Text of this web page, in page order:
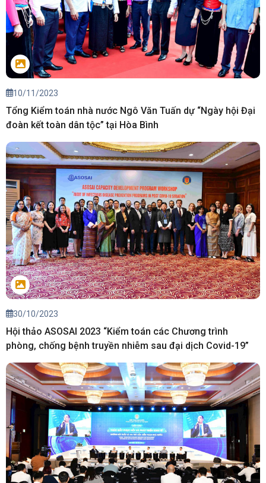
10/11/2023
Tổng Kiểm toán nhà nước Ngô Văn Tuấn dự “Ngày hội Đại
đoàn kết toàn dân tộc” tại Hòa Bình
30/10/2023
Hội thảo ASOSAI 2023 “Kiểm toán các Chương trình
phòng, chống bệnh truyền nhiễm sau đại dịch Covid-19”